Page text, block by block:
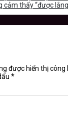
cảm thấy “được
được hiển thị công
*